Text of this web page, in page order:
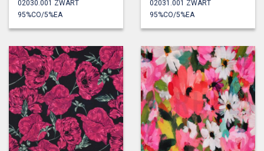
02030.001 ZWART
95%CO/5%EA
02031.001 ZWART
95%CO/5%EA